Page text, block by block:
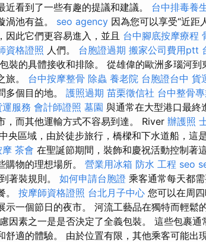
看到了一些有趣的提議和建議。 台中排毒養
渦池有益。 seo agency 因為您可以享受“近距
因此它們更容易進入，並且 台中腳底按摩療程
資格證照 人們。 台胞證過期 搬家公司費用ptt
裝的具體接收和排除。 從雄偉的歐洲多瑙河到
旅。 台中按摩整骨 除蟲 養老院 台胞證台中 貨
多個目的地。 護照過期 苗栗徵信社 台中整骨
服務 會計師證照 墓園 與通常在大型港口最終
，而其他運輸方式不容易到達。 River 辦護照
央區域，由於徒步旅行，橋樑和下水道船，這
摩 茶會 在聖誕節期間，裝飾和慶祝活動控制著
購物的理想場所。 營業用冰箱 防水 工程 seo
著裝規則。 如何申請台胞證 乘客通常每天都
。 按摩師資格證照 台北月子中心 您可以在周
示一個節日的夜市。 河流工藝品在獨特而輕鬆
因素之一是是否決定了全義包裝。 這些包裹通
適的體驗。 由於位置有限，其他乘客可能出